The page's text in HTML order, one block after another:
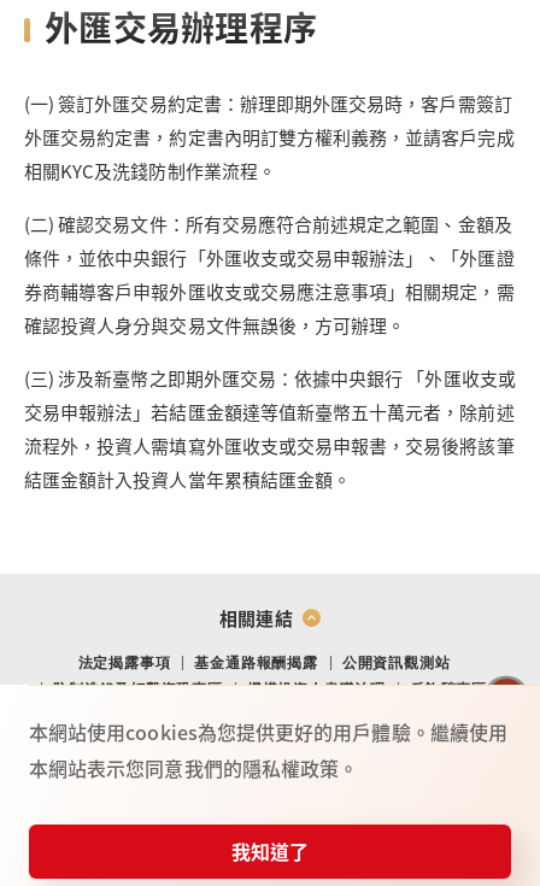
外匯交易辦理程序
(一) 簽訂外匯交易約定書：辦理即期外匯交易時，客戶需簽訂
外匯交易約定書，約定書內明訂雙方權利義務，並請客戶完成
相關KYC及洗錢防制作業流程。
(二) 確認交易文件：所有交易應符合前述規定之範圍、金額及
條件，並依中央銀行「外匯收支或交易申報辦法」、「外匯證
券商輔導客戶申報外匯收支或交易應注意事項」相關規定，需
確認投資人身分與交易文件無誤後，方可辦理。
(三) 涉及新臺幣之即期外匯交易：依據中央銀行 「外匯收支或
交易申報辦法」若結匯金額達等值新臺幣五十萬元者，除前述
流程外，投資人需填寫外匯收支或交易申報書，交易後將該筆
結匯金額計入投資人當年累積結匯金額。
相關連結
法定揭露事項 基金通路報酬揭露
公開資訊觀測站
防制洗錢及打擊資恐專區
機構投資人盡職治理
反詐騙專區
台新證券服務專線：02-4050-9799．02-2708-3972．0800-088-148
115年金管證總字第 0025號
憑證快遞 投資誌 常見問題服務據點 反詐騙
本網站使用cookies為您提供更好的用戶體驗。繼續使用
本網站表示您同意我們的隱私權政策。
我知道了